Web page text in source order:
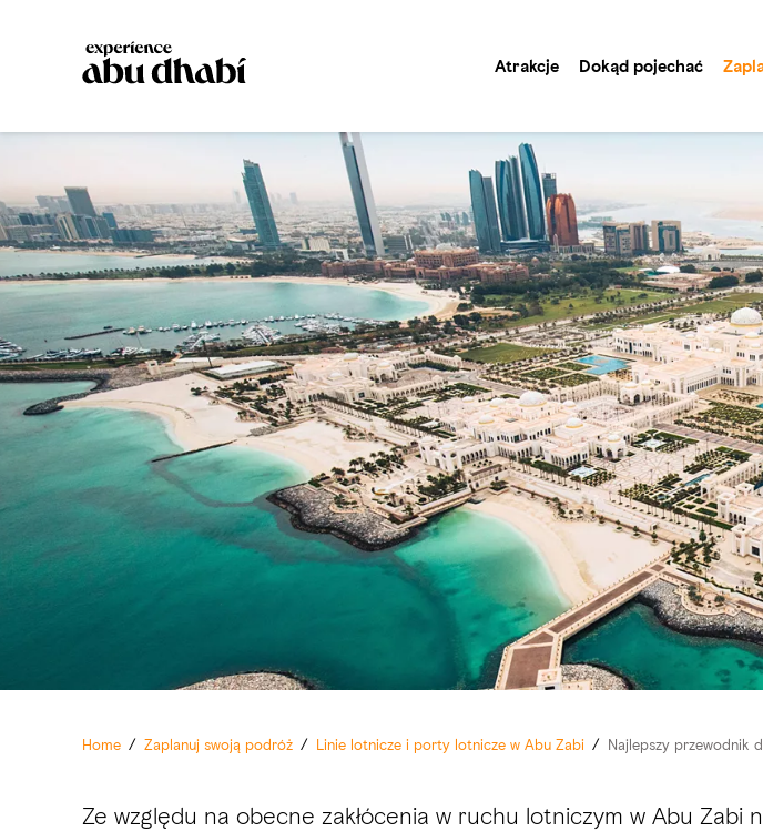
Atrakcje Dokąd pojechać
Home / Zaplanuj swoją podróż / Linie lotnicze i porty lotnicze w Abu Zabi / Najlepszy przewodnik
Ze względu na obecne zakłócenia w ruchu lotniczym w Abu